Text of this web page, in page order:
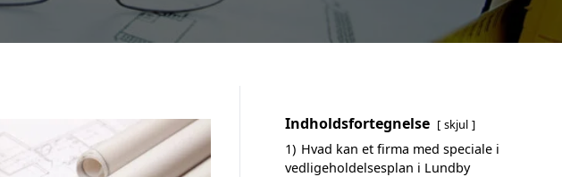
Indholdsfortegnelse skjul
1) Hvad kan et firma med speciale i
vedligeholdelsesplan i Lundby